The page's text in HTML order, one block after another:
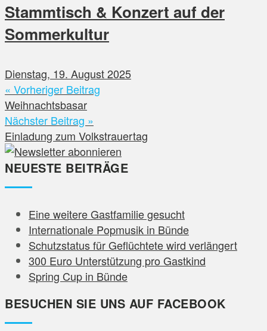
Stammtisch & Konzert auf der
Sommerkultur
Dienstag, 19. August 2025
« Vorheriger Beitrag
Weihnachtsbasar
Nächster Beitrag »
Einladung zum Volkstrauertag
NEUESTE BEITRÄGE
Eine weitere Gastfamilie gesucht
Internationale Popmusik in Bünde
Schutzstatus für Geflüchtete wird verlängert
300 Euro Unterstützung pro Gastkind
Spring Cup in Bünde
BESUCHEN SIE UNS AUF FACEBOOK